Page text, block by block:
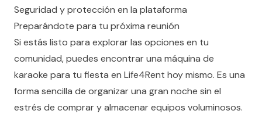
Seguridad y protección en la plataforma
Preparándote para tu próxima reunión
Si estás listo para explorar las opciones en tu
comunidad, puedes encontrar una máquina de
karaoke para tu fiesta en Life4Rent hoy mismo. Es una
forma sencilla de organizar una gran noche sin el
estrés de comprar y almacenar equipos voluminosos.